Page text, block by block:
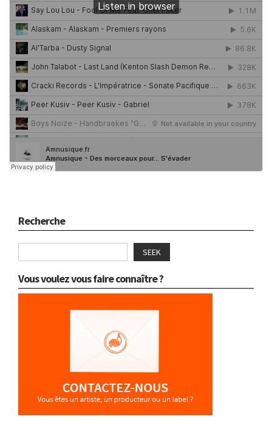
Recherche
SEEK
Vous voulez vous faire connaître ?